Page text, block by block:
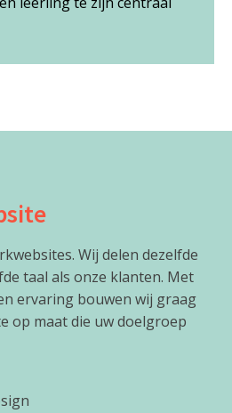
Wij delen dezelfde
taal als onze klanten. Met
ervaring bouwen wij graag
op maat die uw doelgroep